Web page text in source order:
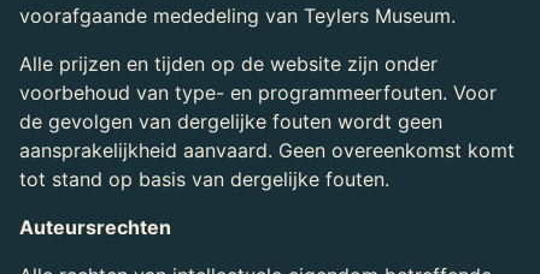
voorafgaande mededeling van Teylers Museum.
Alle prijzen en tijden op de website zijn onder
voorbehoud van type- en programmeerfouten. Voor
de gevolgen van dergelijke fouten wordt geen
aansprakelijkheid aanvaard. Geen overeenkomst komt
tot stand op basis van dergelijke fouten.
Auteursrechten